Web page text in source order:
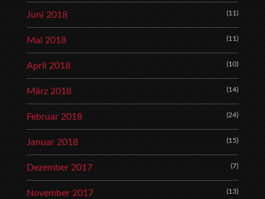
Juni 2018 (11)
Mai 2018 (11)
April 2018 (10)
März 2018 (14)
Februar 2018 (24)
Januar 2018 (15)
Dezember 2017 (7)
November 2017 (13)